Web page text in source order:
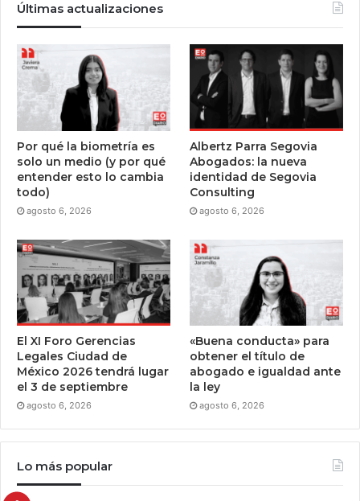
Últimas actualizaciones
Por qué la biometría es
solo un medio (y por qué
entender esto lo cambia
todo)
agosto 6, 2026
Albertz Parra Segovia
Abogados: la nueva
identidad de Segovia
Consulting
agosto 6, 2026
El XI Foro Gerencias
Legales Ciudad de
México 2026 tendrá lugar
el 3 de septiembre
agosto 6, 2026
«Buena conducta» para
obtener el título de
abogado e igualdad ante
la ley
agosto 6, 2026
Lo más popular